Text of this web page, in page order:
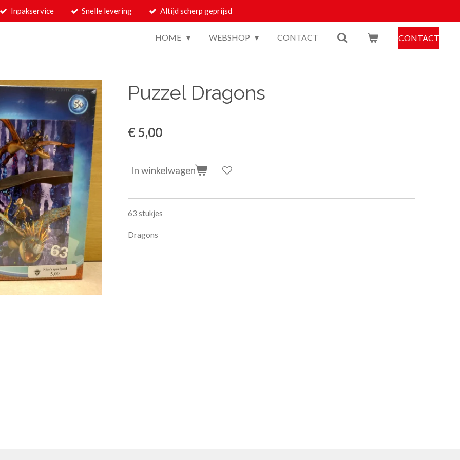
Inpakservice Snelle levering Altijd scherp geprijsd
HOME WEBSHOP CONTACT CONTACT
Puzzel Dragons
€ 5,00
In winkelwagen
63 stukjes
Dragons